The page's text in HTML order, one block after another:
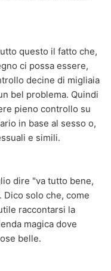
questo il fatto che,
ci possa essere,
decine di migliaia
bel problema. Quindi
pieno controllo su
in base al sesso o,
e simili.
dire "va tutto bene,
solo che, come
raccontarsi la
magica dove
belle.